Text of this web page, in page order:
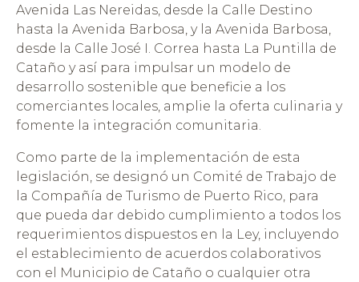
Avenida Las Nereidas, desde la Calle Destino
hasta la Avenida Barbosa, y la Avenida Barbosa,
desde la Calle José I. Correa hasta La Puntilla de
Cataño y así para impulsar un modelo de
desarrollo sostenible que beneficie a los
comerciantes locales, amplie la oferta culinaria y
fomente la integración comunitaria.
Como parte de la implementación de esta
legislación, se designó un Comité de Trabajo de
la Compañía de Turismo de Puerto Rico, para
que pueda dar debido cumplimiento a todos los
requerimientos dispuestos en la Ley, incluyendo
el establecimiento de acuerdos colaborativos
con el Municipio de Cataño o cualquier otra